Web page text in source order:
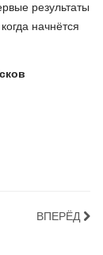
результаты
начнётся
ВПЕРЁД